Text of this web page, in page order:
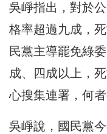
吳崢指出，對於
格率超過九成，
民黨主導罷免綠
成、四成以上，
心搜集連署，何
吳崢說，國民黨